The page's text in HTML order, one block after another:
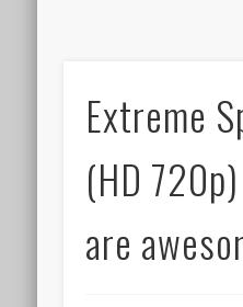
Extreme
(HD
are